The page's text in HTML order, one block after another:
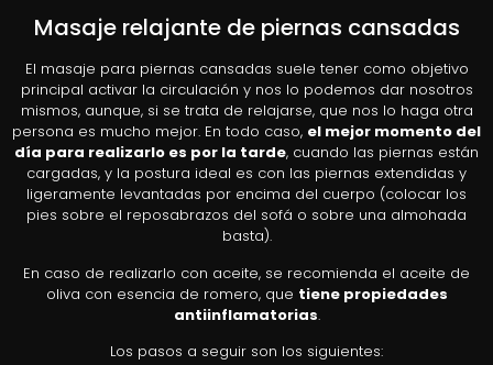
Masaje relajante de piernas cansadas
El masaje para piernas cansadas suele tener como objetivo
principal activar la circulación y nos lo podemos dar nosotros
mismos, aunque, si se trata de relajarse, que nos lo haga otra
persona es mucho mejor. En todo caso, el mejor momento del
día para realizarlo es por la tarde, cuando las piernas están
cargadas, y la postura ideal es con las piernas extendidas y
ligeramente levantadas por encima del cuerpo (colocar los
pies sobre el reposabrazos del sofá o sobre una almohada
basta).
En caso de realizarlo con aceite, se recomienda el aceite de
oliva con esencia de romero, que tiene propiedades
antiinflamatorias.
Los pasos a seguir son los siguientes: